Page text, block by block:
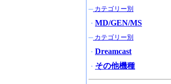
─カテゴリー別
・ MD/GEN/MS
─カテゴリー別
・ Dreamcast
・ その他機種